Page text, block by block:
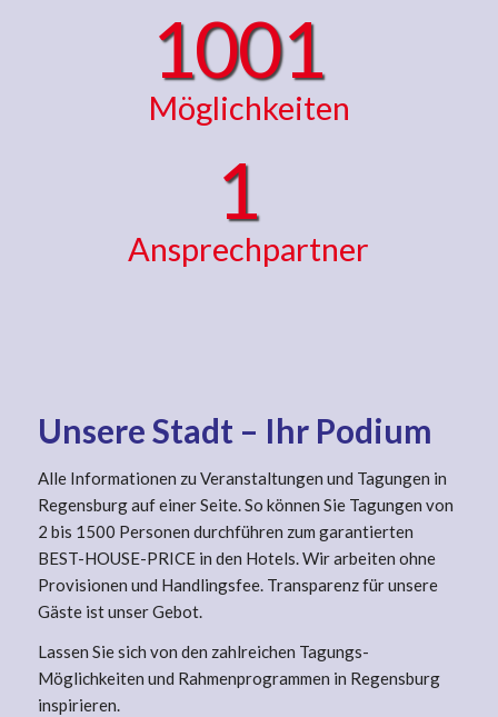
1001
Möglichkeiten
1
Ansprechpartner
Unsere Stadt – Ihr Podium
Alle Informationen zu Veranstaltungen und Tagungen in
Regensburg auf einer Seite. So können Sie Tagungen von
2 bis 1500 Personen durchführen zum garantierten
BEST-HOUSE-PRICE in den Hotels. Wir arbeiten ohne
Provisionen und Handlingsfee. Transparenz für unsere
Gäste ist unser Gebot.
Lassen Sie sich von den zahlreichen Tagungs-
Möglichkeiten und Rahmenprogrammen in Regensburg
inspirieren.